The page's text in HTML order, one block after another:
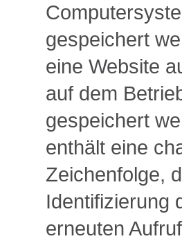
gespeichert
eine Website
auf dem
gespeichert
enthält eine
Zeichenfolge,
Identifizierung
erneuten